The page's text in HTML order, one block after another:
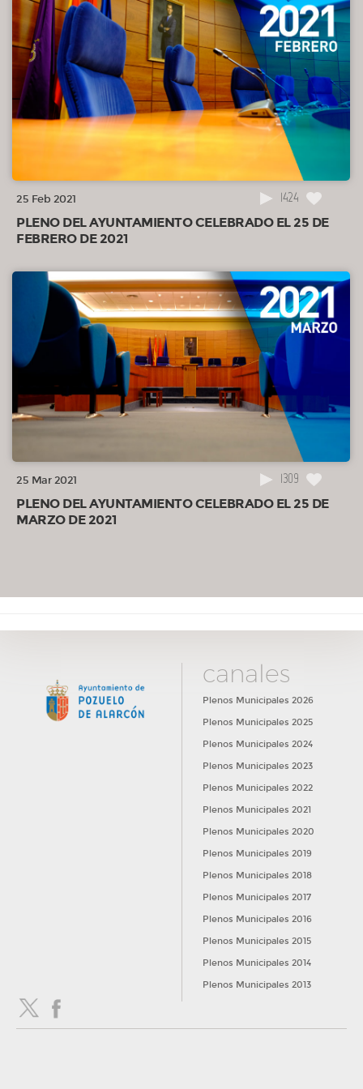
25 Feb 2021 1424
PLENO DEL AYUNTAMIENTO CELEBRADO EL 25 DE
FEBRERO DE 2021
25 Mar 2021 1309
PLENO DEL AYUNTAMIENTO CELEBRADO EL 25 DE
MARZO DE 2021
canales
Plenos Municipales 2026
Plenos Municipales 2025
Plenos Municipales 2024
Plenos Municipales 2023
Plenos Municipales 2022
Plenos Municipales 2021
Plenos Municipales 2020
Plenos Municipales 2019
Plenos Municipales 2018
Plenos Municipales 2017
Plenos Municipales 2016
Plenos Municipales 2015
Plenos Municipales 2014
Plenos Municipales 2013